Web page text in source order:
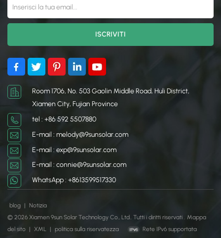
materiali durevoli come
garantendo stabilità e
meteorologiche rigide.
Sono disponibili in vari
design, compresi i sistemi
tracciamento, per
ottimizzare l'esposizione
massimizzare la
generazione di energia. Le
staffe per montaggio per
la fattoria solare sono
progettate per una facile
installazione, adattabilità
a terreni diversi e durata a
efficiente aiuta a
migliorare le prestazioni
complessive e la durata
terra e garantendo uno
spazio di lavoro adeguato
anche sotto i pannelli.
Room 1706, No. 503 Gaolin Middle Road, Huli District,
Xiamen City, Fujian Province
tel : +86 592 5507880
E-mail : melody@9sunsolar.com
E-mail : exp@9sunsolar.com
E-mail : connie@9sunsolar.com
WhatsApp : +8613599517330
blog |
Notizia
© 2026 Xiamen 9sun Solar Technology Co., Ltd.. Tutti i diritti riservati . Mappa
del sito | XML | politica sulla riservatezza Rete IPv6 supportata